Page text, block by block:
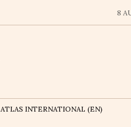
8
ATLAS INTERNATIONAL (EN)